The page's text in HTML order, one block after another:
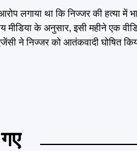
लगाया था कि निज्जर की हत्या
मीडिया के अनुसार, इसी महीने एक
ने निज्जर को आतंकवादी घोषित